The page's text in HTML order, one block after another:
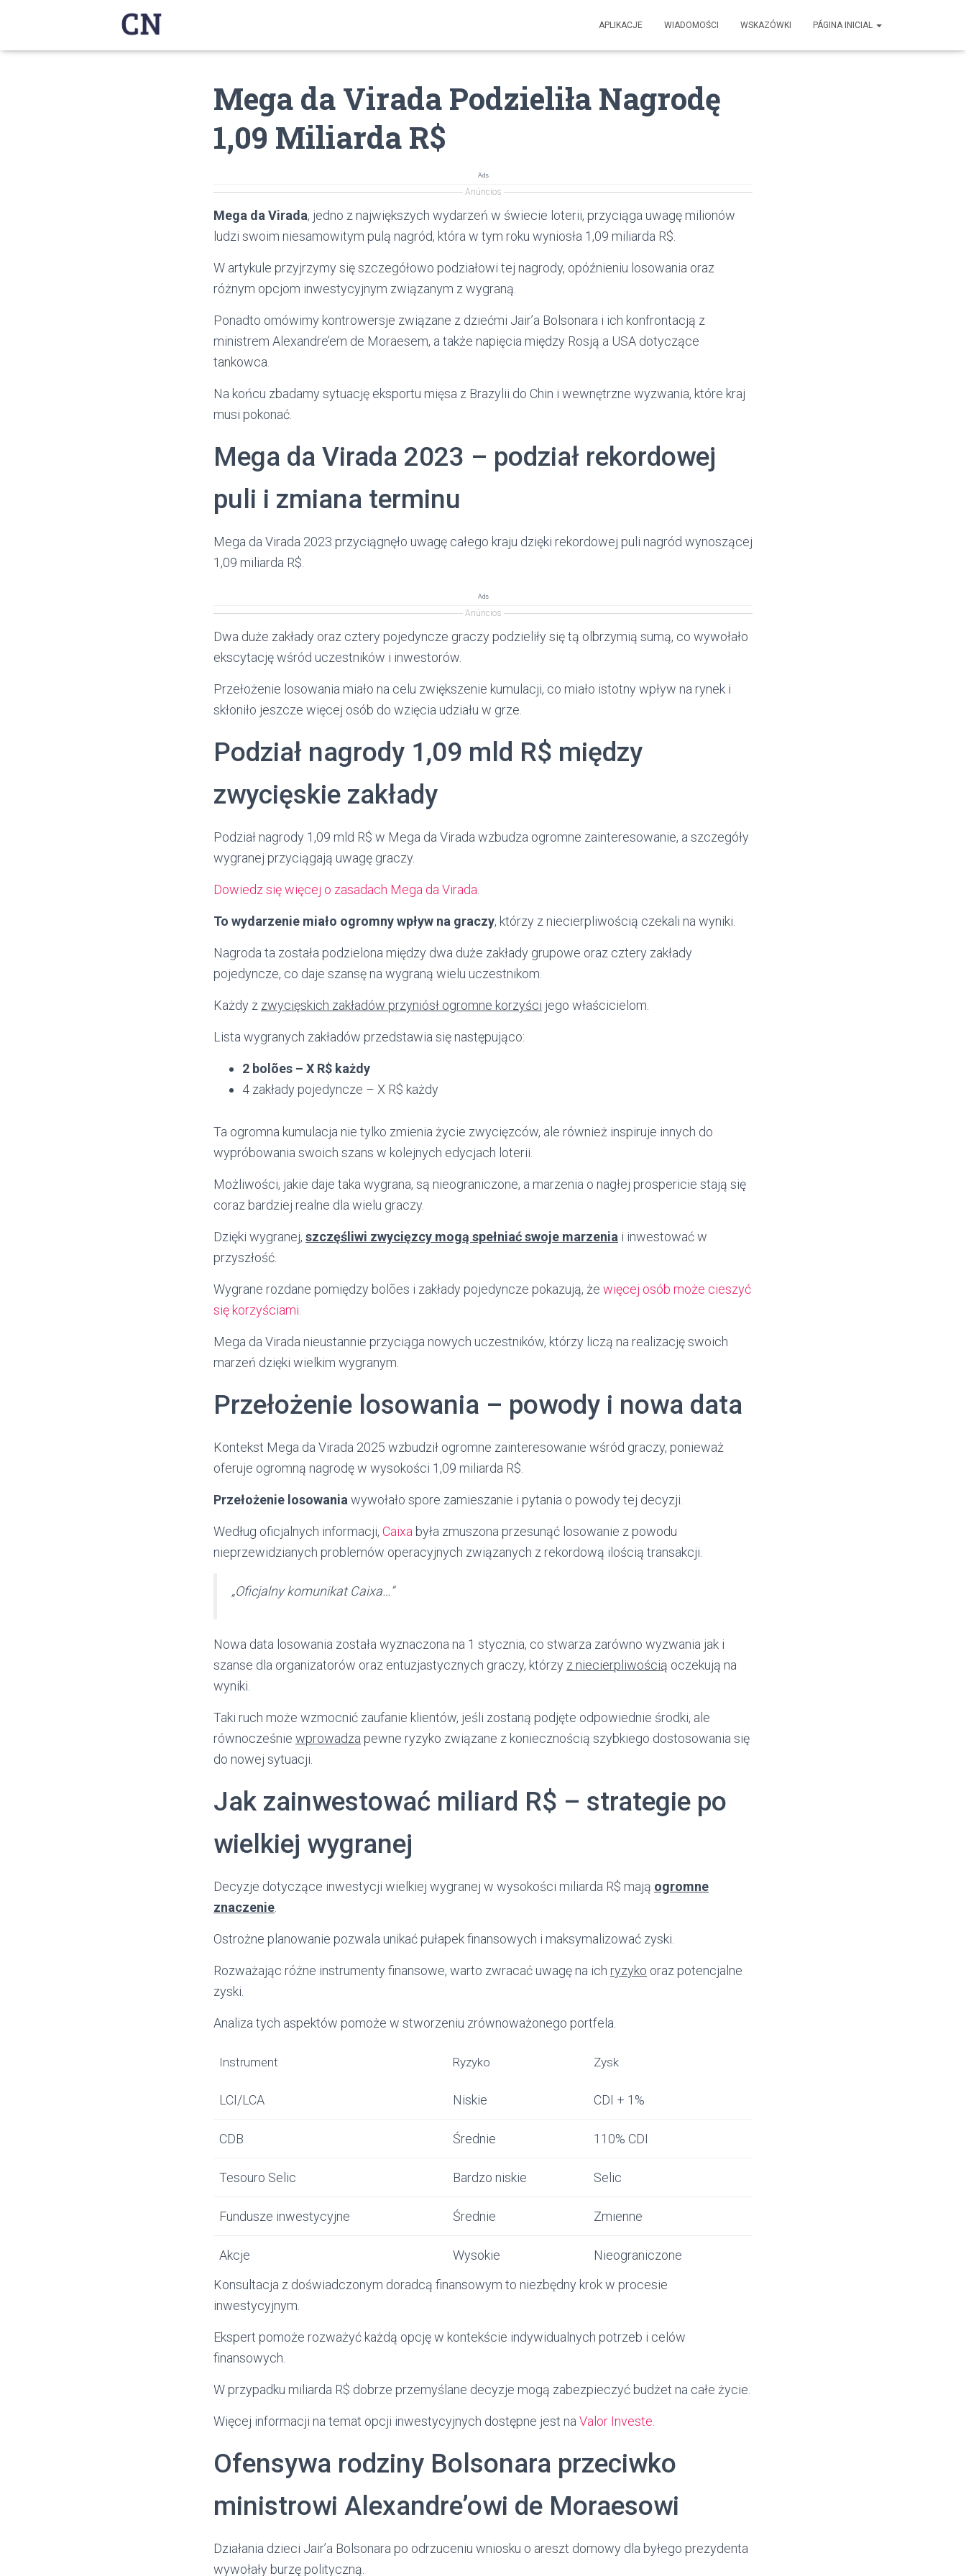
APLIKACJE WIADOMOŚCI WSKAZÓWKI PÁGINA INICIAL
Mega da Virada Podzieliła Nagrodę
1,09 Miliarda R$
Ads
Anúncios
Mega da Virada, jedno z największych wydarzeń w świecie loterii, przyciąga uwagę milionów
ludzi swoim niesamowitym pulą nagród, która w tym roku wyniosła 1,09 miliarda R$.
W artykule przyjrzymy się szczegółowo podziałowi tej nagrody, opóźnieniu losowania oraz
różnym opcjom inwestycyjnym związanym z wygraną.
Ponadto omówimy kontrowersje związane z dziećmi Jair’a Bolsonara i ich konfrontacją z
ministrem Alexandre’em de Moraesem, a także napięcia między Rosją a USA dotyczące
tankowca.
Na końcu zbadamy sytuację eksportu mięsa z Brazylii do Chin i wewnętrzne wyzwania, które kraj
musi pokonać.
Mega da Virada 2023 – podział rekordowej
puli i zmiana terminu
Mega da Virada 2023 przyciągnęło uwagę całego kraju dzięki rekordowej puli nagród wynoszącej
1,09 miliarda R$.
Ads
Anúncios
Dwa duże zakłady oraz cztery pojedyncze graczy podzieliły się tą olbrzymią sumą, co wywołało
ekscytację wśród uczestników i inwestorów.
Przełożenie losowania miało na celu zwiększenie kumulacji, co miało istotny wpływ na rynek i
skłoniło jeszcze więcej osób do wzięcia udziału w grze.
Podział nagrody 1,09 mld R$ między
zwycięskie zakłady
Podział nagrody 1,09 mld R$ w Mega da Virada wzbudza ogromne zainteresowanie, a szczegóły
wygranej przyciągają uwagę graczy.
Dowiedz się więcej o zasadach Mega da Virada
To wydarzenie miało ogromny wpływ na graczy, którzy z niecierpliwością czekali na wyniki.
Nagroda ta została podzielona między dwa duże zakłady grupowe oraz cztery zakłady
pojedyncze, co daje szansę na wygraną wielu uczestnikom.
Każdy z zwycięskich zakładów przyniósł ogromne korzyści jego właścicielom.
Lista wygranych zakładów przedstawia się następująco:
2 bolões – X R$ każdy
4 zakłady pojedyncze – X R$ każdy
Ta ogromna kumulacja nie tylko zmienia życie zwycięzców, ale również inspiruje innych do
wypróbowania swoich szans w kolejnych edycjach loterii.
Możliwości, jakie daje taka wygrana, są nieograniczone, a marzenia o nagłej prospericie stają się
coraz bardziej realne dla wielu graczy.
Dzięki wygranej, szczęśliwi zwycięzcy mogą spełniać swoje marzenia i inwestować w
przyszłość.
Wygrane rozdane pomiędzy bolões i zakłady pojedyncze pokazują, że więcej osób może cieszyć
się korzyściami
Mega da Virada nieustannie przyciąga nowych uczestników, którzy liczą na realizację swoich
marzeń dzięki wielkim wygranym.
Przełożenie losowania – powody i nowa data
Kontekst Mega da Virada 2025 wzbudził ogromne zainteresowanie wśród graczy, ponieważ
oferuje ogromną nagrodę w wysokości 1,09 miliarda R$.
Przełożenie losowania wywołało spore zamieszanie i pytania o powody tej decyzji.
Według oficjalnych informacji, Caixa była zmuszona przesunąć losowanie z powodu
nieprzewidzianych problemów operacyjnych związanych z rekordową ilością transakcji.
„Oficjalny komunikat Caixa…”
Nowa data losowania została wyznaczona na 1 stycznia, co stwarza zarówno wyzwania jak i
szanse dla organizatorów oraz entuzjastycznych graczy, którzy z niecierpliwością oczekują na
wyniki.
Taki ruch może wzmocnić zaufanie klientów, jeśli zostaną podjęte odpowiednie środki, ale
równocześnie wprowadza pewne ryzyko związane z koniecznością szybkiego dostosowania się
do nowej sytuacji.
Jak zainwestować miliard R$ – strategie po
wielkiej wygranej
Decyzje dotyczące inwestycji wielkiej wygranej w wysokości miliarda R$ mają ogromne
znaczenie
Ostrożne planowanie pozwala unikać pułapek finansowych i maksymalizować zyski.
Rozważając różne instrumenty finansowe, warto zwracać uwagę na ich ryzyko oraz potencjalne
zyski.
Analiza tych aspektów pomoże w stworzeniu zrównoważonego portfela.
Instrument Ryzyko Zysk
LCI/LCA Niskie CDI + 1%
CDB Średnie 110% CDI
Tesouro Selic Bardzo niskie Selic
Fundusze inwestycyjne Średnie Zmienne
Akcje Wysokie
Nieograniczone
Konsultacja z doświadczonym doradcą finansowym to niezbędny krok w procesie
inwestycyjnym.
Ekspert pomoże rozważyć każdą opcję w kontekście indywidualnych potrzeb i celów
finansowych.
W przypadku miliarda R$ dobrze przemyślane decyzje mogą zabezpieczyć budżet na całe życie.
Więcej informacji na temat opcji inwestycyjnych dostępne jest na Valor Investe
Ofensywa rodziny Bolsonara przeciwko
ministrowi Alexandre’owi de Moraesowi
Działania dzieci Jair’a Bolsonara po odrzuceniu wniosku o areszt domowy dla byłego prezydenta
wywołały burzę polityczną.